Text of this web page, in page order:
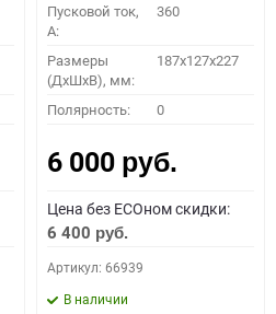
Пусковой ток,
A:
360
Размеры
(ДхШхВ), мм:
187x127x227
Полярность: 0
6 000 руб.
Цена без ECOном скидки:
6 400 руб.
Артикул: 66939
В наличии